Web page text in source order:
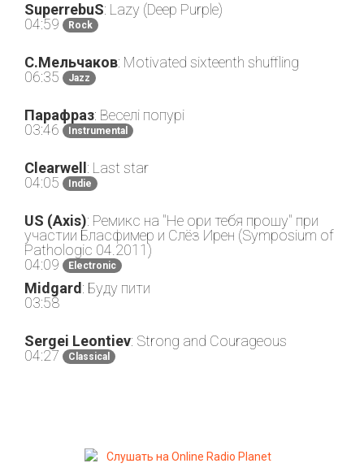
SuperrebuS: Lazy (Deep Purple)
04:59
Rock
С.Мельчаков: Motivated sixteenth shuffling
06:35
Jazz
Парафраз: Веселі попурі
03:46
Instrumental
Clearwell : Last star
04:05
Indie
US (Axis): Ремикс на "Не ори тебя прошу" при
участии Бласфимер и Слёз Ирен (Symposium of
Pathologic 04.2011)
04:09
Electronic
Midgard : Буду пити
03:58
Sergei Leontiev: Strong and Courageous
04:27
Classical